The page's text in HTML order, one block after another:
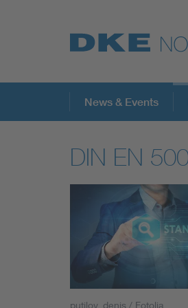
Top-
VDE Fokusthemen
Digital Security
Energy
News & Events
DIN EN
putilov_denis / Fotolia